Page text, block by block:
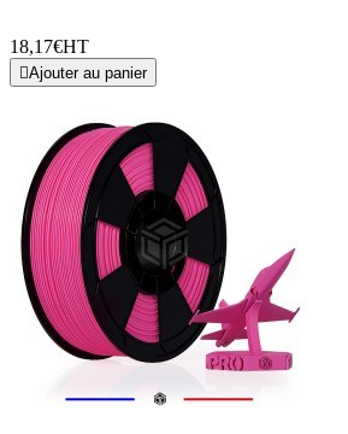
18,17€HT
Ajouter au panier